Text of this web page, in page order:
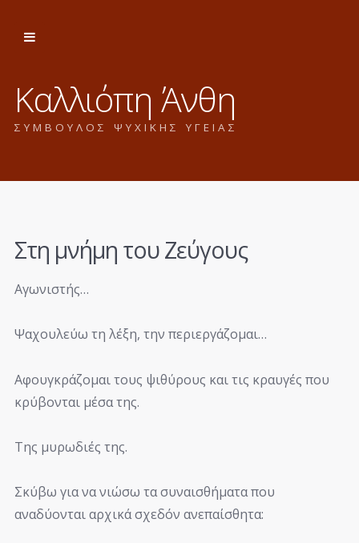
Καλλιόπη Άνθη
ΣΥΜΒΟΥΛΟΣ ΨΥΧΙΚΗΣ ΥΓΕΙΑΣ
Στη μνήμη του Ζεύγους
Αγωνιστής…
Ψαχουλεύω τη λέξη, την περιεργάζομαι…
Αφουγκράζομαι τους ψιθύρους και τις κραυγές που
κρύβονται μέσα της.
Της μυρωδιές της.
Σκύβω για να νιώσω τα συναισθήματα που
αναδύονται αρχικά σχεδόν ανεπαίσθητα: